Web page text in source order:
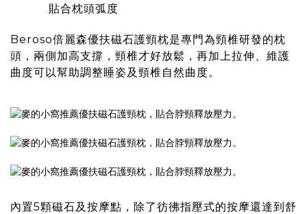
貼合枕頭弧度
Beroso倍麗森優扶磁石護頸枕是專門為頸椎研發的枕
頭，兩側加高支撐，頸椎才好放鬆，再加上拉伸、維護
曲度可以幫助調整睡姿及頸椎自然曲度。
內置5顆磁石及按摩點，除了彷彿指壓式的按摩還達到舒